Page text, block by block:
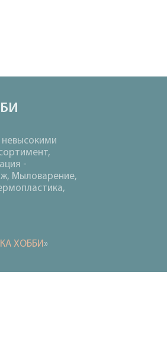
-
Мыловарение,
ХОББИ»